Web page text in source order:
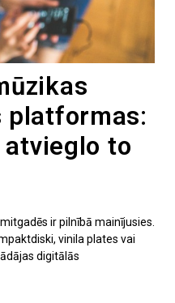
platformas:
to
ir pilnībā mainījusies.
vinila plates vai
digitālās